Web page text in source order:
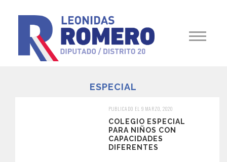
ESPECIAL
PUBLICADO EL 9 MARZO, 2020
COLEGIO ESPECIAL
PARA NIÑOS CON
CAPACIDADES
DIFERENTES